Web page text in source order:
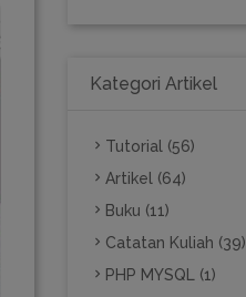
Kategori Artikel
Tutorial (56)
Artikel (64)
Buku (11)
Catatan Kuliah (39)
PHP MYSQL (1)